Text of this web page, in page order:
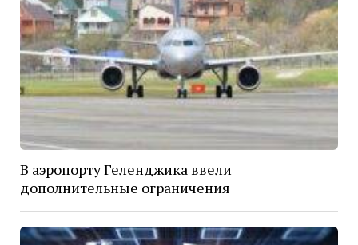
В аэропорту Геленджика ввели
дополнительные ограничения